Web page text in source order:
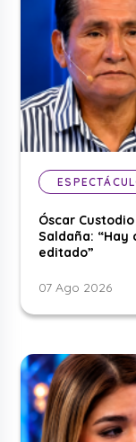
Óscar
Saldaña: “Hay
editado”
07 Ago 2026